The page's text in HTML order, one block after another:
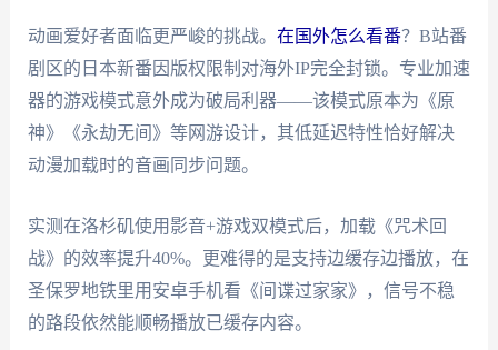
动画爱好者面临更严峻的挑战。 在国外怎么看番？B站番
剧区的日本新番因版权限制对海外IP完全封锁。专业加速
器的游戏模式意外成为破局利器——该模式原本为《原
神》《永劫无间》等网游设计，其低延迟特性恰好解决
动漫加载时的音画同步问题。
实测在洛杉矶使用影音+游戏双模式后，加载《咒术回
战》的效率提升40%。更难得的是支持边缓存边播放，在
圣保罗地铁里用安卓手机看《间谍过家家》，信号不稳
的路段依然能顺畅播放已缓存内容。